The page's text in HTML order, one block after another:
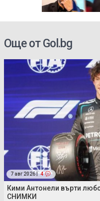
Още от Gol.bg
7 авг 2026 | 4
Кими Антонели върти
СНИМКИ